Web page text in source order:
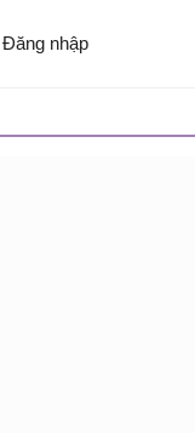
Đăng nhập